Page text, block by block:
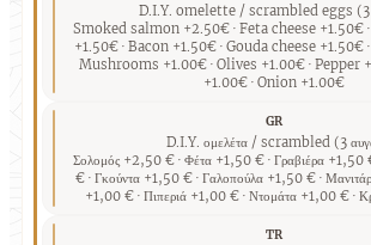
D.I.Y. omelette / scrambled eggs
Smoked salmon +2.50€ · Feta cheese +1.50€
+1.50€ · Bacon +1.50€ · Gouda cheese +1.50€
Mushrooms +1.00€ · Olives +1.00€ · Pepper
+1.00€ · Onion +1.00€
GR
D.I.Y. ομελέτα / scrambled (3
Σολομός +2,50 € · Φέτα +1,50 € · Γραβιέρα +1,50
€ · Γκούντα +1,50 € · Γαλοπούλα +1,50 € ·
+1,00 € · Πιπεριά +1,00 € · Ντομάτα +1,00 € ·
TR